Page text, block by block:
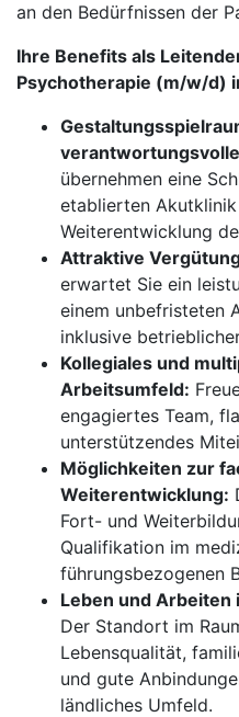
an den Bedürfnissen der
Ihre Benefits als
Psycho­therapie (m/w/d)
übernehmen eine
etablierten
Weiterentwicklung
Attraktive
erwartet Sie ein
einem unbefristeten
inklusive
Kollegiales und
Arbeitsumfeld:
engagiertes Team,
unterstützendes
Möglichkeiten zur
Weiterentwicklung:
Fort- und
Qualifikation im
führungsbezogenen
Leben und Arbeiten
Der Standort im
Lebensqualität,
und gute
ländliches Umfeld.